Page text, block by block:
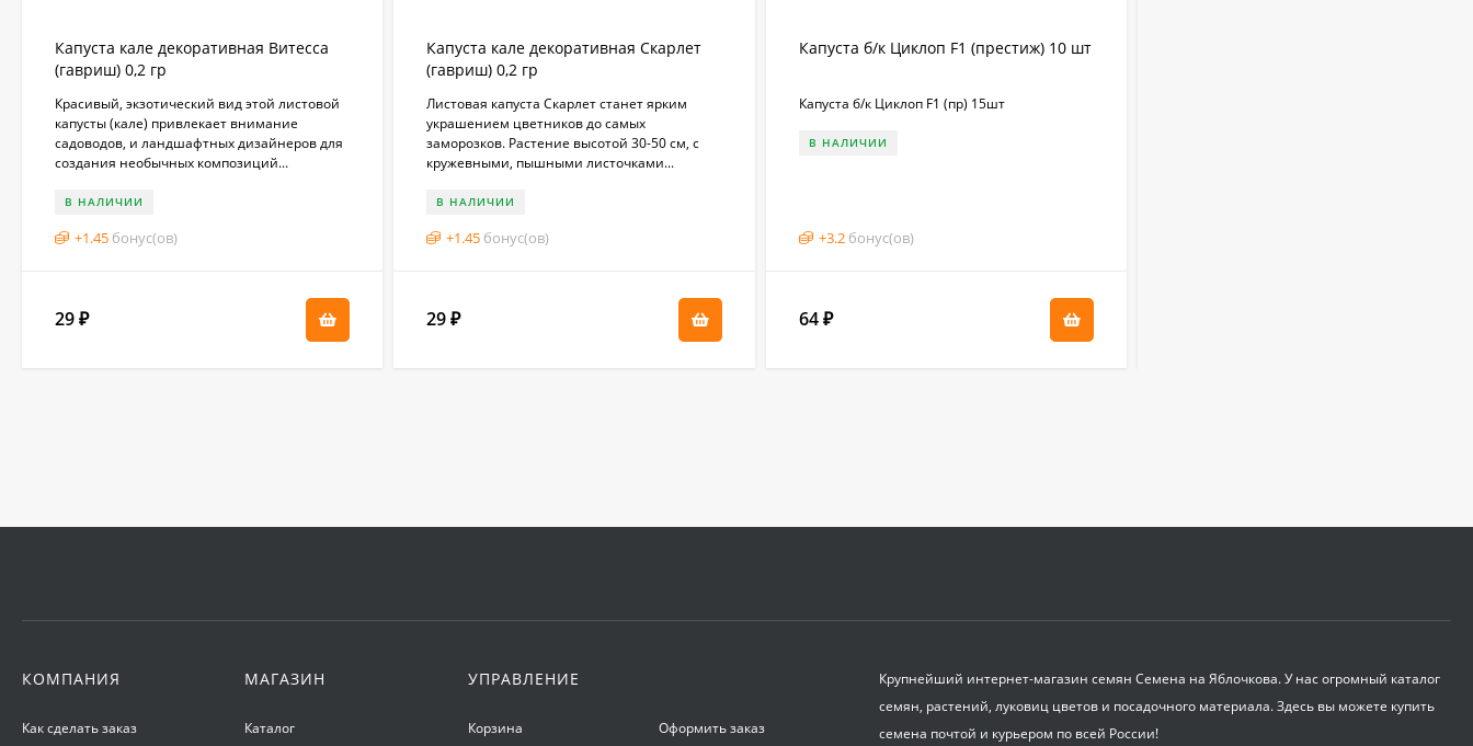
Капуста кале декоративная Витесса
(гавриш) 0,2 гр
Красивый, экзотический вид этой листовой
капусты (кале) привлекает внимание
садоводов, и ландшафтных дизайнеров для
создания необычных композиций...
В НАЛИЧИИ
+1.45 бонус(ов)
29 ₽
Капуста кале декоративная Скарлет
(гавриш) 0,2 гр
Листовая капуста Скарлет станет ярким
украшением цветников до самых
заморозков. Растение высотой 30-50 см, с
кружевными, пышными листочками...
В НАЛИЧИИ
+1.45 бонус(ов)
29₽
Капуста б/к Циклоп F1 (престиж) 10 шт
Капуста б/к Циклоп F1 (пр) 15шт
В НАЛИЧИИ
+3.2 бонус(ов)
64 ₽
650₽
КОМПАНИЯ
Как сделать заказ
МАГАЗИН
Каталог
УПРАВЛЕНИЕ
Корзина
Оформить заказ
Крупнейший интернет-магазин семян Семена на Яблочкова. У нас огромный каталог
семян, растений, луковиц цветов и посадочного материала. Здесь вы можете купить
семена почтой и курьером по всей России!